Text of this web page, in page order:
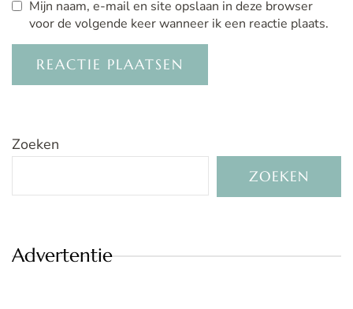
Mijn naam, e-mail en site opslaan in deze browser
voor de volgende keer wanneer ik een reactie plaats.
Zoeken
ZOEKEN
Advertentie